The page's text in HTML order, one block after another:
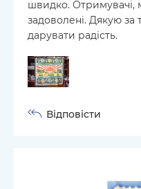
швидко. Отримувачі,
задоволені. Дякую за
дарувати радість.
Відповісти